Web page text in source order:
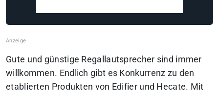
Gute und günstige Regallautsprecher sind immer
willkommen. Endlich gibt es Konkurrenz zu den
etablierten Produkten von Edifier und Hecate. Mit